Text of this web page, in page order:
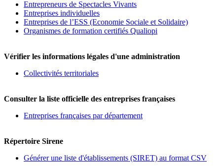
Entrepreneurs de Spectacles Vivants
Entreprises individuelles
Entreprises de l’ESS (Economie Sociale et Solidaire)
Organismes de formation certifiés Qualiopi
Vérifier les informations légales d'une administration
Collectivités territoriales
Consulter la liste officielle des entreprises françaises
Entreprises françaises par département
Répertoire Sirene
Générer une liste d'établissements (SIRET) au format CSV